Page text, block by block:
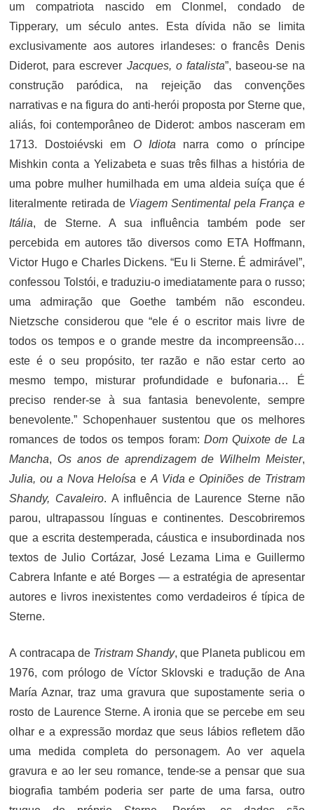
um compatriota nascido em Clonmel, condado de
Tipperary, um século antes. Esta dívida não se limita
exclusivamente aos autores irlandeses: o francês Denis
Diderot, para escrever Jacques, o fatalista”, baseou-se na
construção paródica, na rejeição das convenções
narrativas e na figura do anti-herói proposta por Sterne que,
aliás, foi contemporâneo de Diderot: ambos nasceram em
1713. Dostoiévski em O Idiota narra como o príncipe
Mishkin conta a Yelizabeta e suas três filhas a história de
uma pobre mulher humilhada em uma aldeia suíça que é
literalmente retirada de Viagem Sentimental pela França e
Itália, de Sterne. A sua influência também pode ser
percebida em autores tão diversos como ETA Hoffmann,
Victor Hugo e Charles Dickens. “Eu li Sterne. É admirável”,
confessou Tolstói, e traduziu-o imediatamente para o russo;
uma admiração que Goethe também não escondeu.
Nietzsche considerou que “ele é o escritor mais livre de
todos os tempos e o grande mestre da incompreensão…
este é o seu propósito, ter razão e não estar certo ao
mesmo tempo, misturar profundidade e bufonaria… É
preciso render-se à sua fantasia benevolente, sempre
benevolente.” Schopenhauer sustentou que os melhores
romances de todos os tempos foram: Dom Quixote de La
Mancha, Os anos de aprendizagem de Wilhelm Meister,
Julia, ou a Nova Heloísa eA Vida e Opiniões de Tristram
Shandy, Cavaleiro. A influência de Laurence Sterne não
parou, ultrapassou línguas e continentes. Descobriremos
que a escrita destemperada, cáustica e insubordinada nos
textos de Julio Cortázar, José Lezama Lima e Guillermo
Cabrera Infante e até Borges — a estratégia de apresentar
autores e livros inexistentes como verdadeiros é típica de
Sterne.
A contracapa de Tristram Shandy, que Planeta publicou em
1976, com prólogo de Víctor Sklovski e tradução de Ana
María Aznar, traz uma gravura que supostamente seria o
rosto de Laurence Sterne. A ironia que se percebe em seu
olhar e a expressão mordaz que seus lábios refletem dão
uma medida completa do personagem. Ao ver aquela
gravura e ao ler seu romance, tende-se a pensar que sua
biografia também poderia ser parte de uma farsa, outro